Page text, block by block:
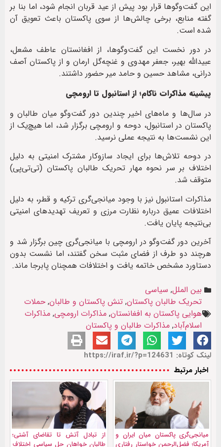
این گفت‌وگو‌ها قرار بود پیش از عید قربان انجام شود، اما بنا بر
گفته منابع، برخی چالش‌ها از سوی پاکستان باعث تعویق آن
شده است.
در دور نخست این گفت‌وگوها، از افغانستان عاطف مشعل،
عبیدالله بهیر، جعفر مهدوی و غنچه‌گل ارمان و از پاکستان آصف
درانی، مشاهد حسین و حامد میر حضور داشتند.
پیشینه مذاکرات ناکام؛ از استانبول تا ارومچی
در سال‌ها و ماه‌های اخیر چندین دور گفت‌وگو میان طالبان و
پاکستان در استانبول، دوحه و ارومچی برگزار شد، اما هیچ‌یک از
این نشست‌ها به نتیجه عملی نرسید.
در دوحه تلاش‌ها برای ایجاد سازوکار مشترک امنیتی به دلیل
اختلاف بر سر نحوه مهار تحریک طالبان پاکستان (تی‌تی‌پی)
متوقف شد.
مذاکرات استانبول نیز با وجود میانجی‌گری ترکیه و قطر، به دلیل
اختلافات عمیق درباره نظارت مرزی و تعریف تهدیدهای امنیتی
بی‌نتیجه پایان یافت.
آخرین دور گفت‌وگو در ارومچی با میانجی‌گری چین برگزار شد و
هرچند دو طرف از فضای مثبت سخن گفتند، اما نشست بدون
دستاورد مشخص خاتمه یافت و اختلافات همچنان پابرجا ماند.
بین الملل, سیاسی
تحریک طالبان پاکستان, تنش پاکستان و طالبان, حملات
هوایی پاکستان به افغانستان, مذاکرات ارومچی, مذاکرات
اسلام‌آباد, مذاکرات طالبان و پاکستان
لینک کوتاه: https://iraf.ir/?p=124631
اخبار مرتبط
میانجی‌گری پاکستان میان ایران و
آمریکا؛ فضل‌الرحمن خواستار رفتاری
از تبادل آتش تا تقاضای آشتی؛
طالبان خواهان حل سیاسی اختلاف